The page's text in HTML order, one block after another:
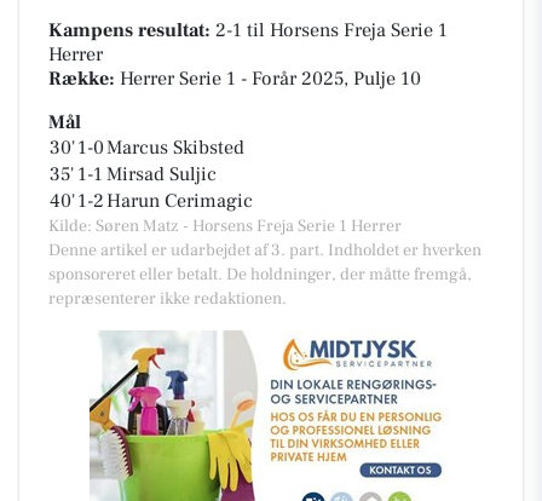
Kampens resultat: 2-1 til Horsens Freja Serie 1
Herrer
Række: Herrer Serie 1 - Forår 2025, Pulje 10
Mål
30'1-0Marcus Skibsted
35' 1-1 Mirsad Suljic
40'1-2 Harun Cerimagic
Kilde: Søren Matz - Horsens Freja Serie 1 Herrer
Denne artikel er udarbejdet af 3. part. Indholdet er hverken
sponsoreret eller betalt. De holdninger, der måtte fremgå,
repræsenterer ikke redaktionen.